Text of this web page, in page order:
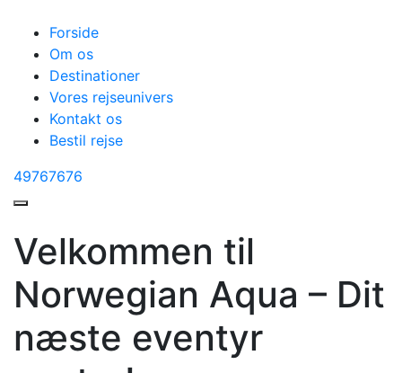
Forside
Om os
Destinationer
Vores rejseunivers
Kontakt os
Bestil rejse
49767676
Velkommen til
Norwegian Aqua – Dit
næste eventyr